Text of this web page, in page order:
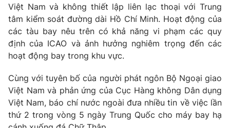
Thị trường 24h Tấm lòng Việt
VTV4 Vươn mình bằng AI
VTV9 VTV8
Liên hệ tòa soạn English
Việt Nam và không thiết lập liên lạc thoại với Trung
tâm kiểm soát đường dài Hồ Chí Minh. Hoạt động của
các tàu bay nêu trên có khả năng vi phạm các quy
định của ICAO và ảnh hưởng nghiêm trọng đến các
hoạt động bay trong khu vực.
Cùng với tuyên bố của người phát ngôn Bộ Ngoại giao
Việt Nam và phản ứng của Cục Hàng không Dân dụng
Việt Nam, báo chí nước ngoài đưa nhiều tin về việc lần
thứ 2 trong vòng 5 ngày Trung Quốc cho máy bay hạ